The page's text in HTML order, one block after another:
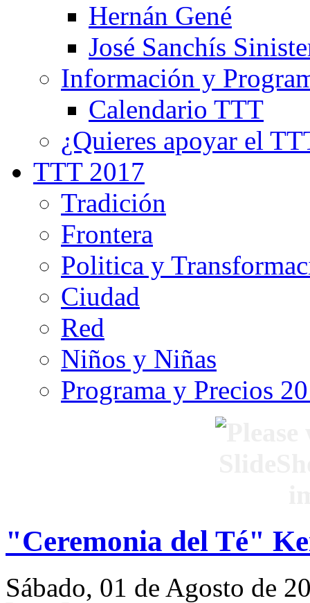
Hernán Gené
José Sanchís
Información y
Calendario TTT
¿Quieres apoyar el
TTT 2017
Tradición
Frontera
Politica y
Ciudad
Red
Niños y Niñas
Programa y Precios
"Ceremonia del Té"
Sábado, 01 de Agosto de